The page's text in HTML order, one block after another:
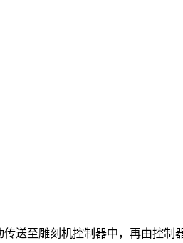
送至雕刻机控制器中，再由控制